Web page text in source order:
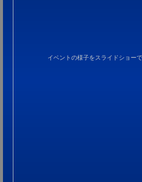
イベントの様子をスライドショー